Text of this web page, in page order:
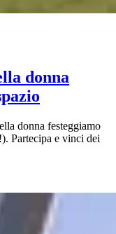
donna
donna festeggiamo
Partecipa e vinci dei